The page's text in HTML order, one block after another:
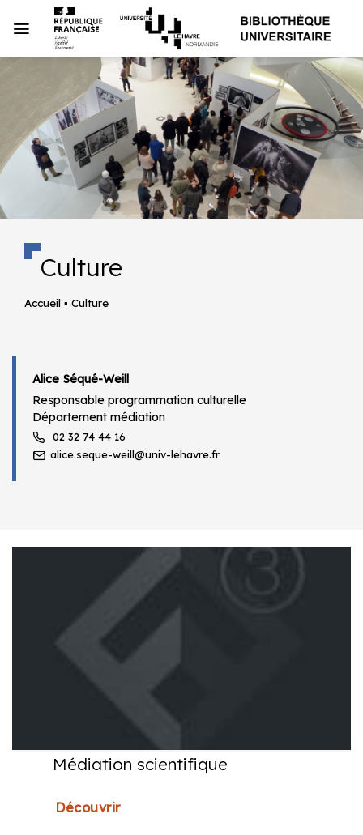
au
Culture
Accueil ▪ Culture
Alice Séqué-Weill
Responsable programmation culturelle
Département médiation
02 32 74 44 16
alice.seque-weill@univ-lehavre.fr
Médiation scientifique
Découvrir